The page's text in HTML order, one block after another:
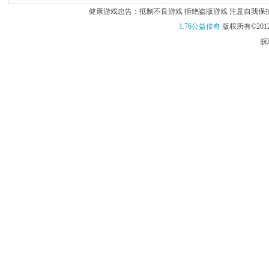
健康游戏忠告：抵制不良游戏 拒绝盗版游戏 注意自我保
1.76公益传奇版权所有
皖